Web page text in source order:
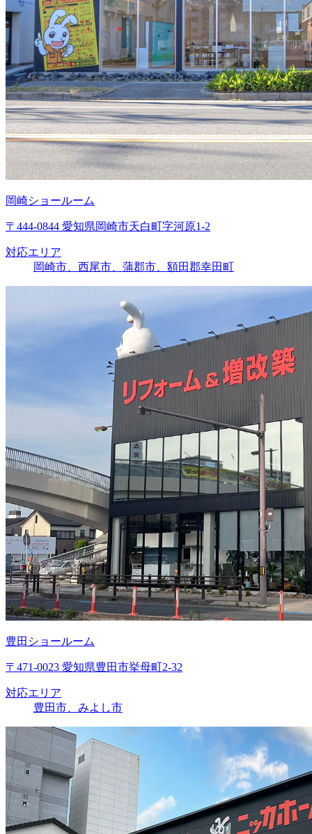
岡崎ショールーム
〒444-0844 愛知県岡崎市天白町字河原1-2
対応エリア
岡崎市、西尾市、蒲郡市、額田郡幸田町
豊田ショールーム
〒471-0023 愛知県豊田市挙母町2-32
対応エリア
豊田市、みよし市